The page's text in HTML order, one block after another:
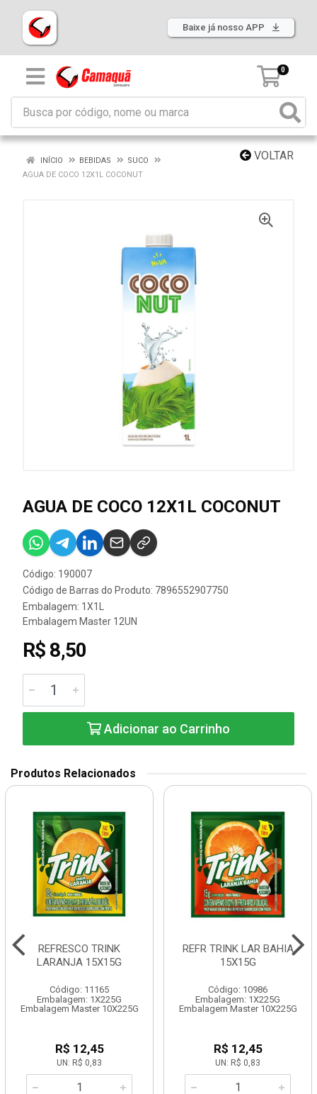
Baixe já nosso APP
0
VOLTAR
INÍCIO BEBIDAS
SUCO
AGUA DE COCO 12X1L COCONUT
AGUA DE COCO 12X1L COCONUT
Código: 190007
Código de Barras do Produto: 7896552907750
Embalagem: 1X1L
Embalagem Master 12UN
R$ 8,50
Adicionar ao Carrinho
Produtos Relacionados
REFRESCO TRINK
LARANJA 15X15G
Código: 11165
Embalagem: 1X225G
Embalagem Master 10X225G
R$ 12,45
UN: R$ 0,83
REFR TRINK LAR BAHIA
15X15G
Código: 10986
Embalagem: 1X225G
Embalagem Master 10X225G
R$ 12,45
UN: R$ 0,83